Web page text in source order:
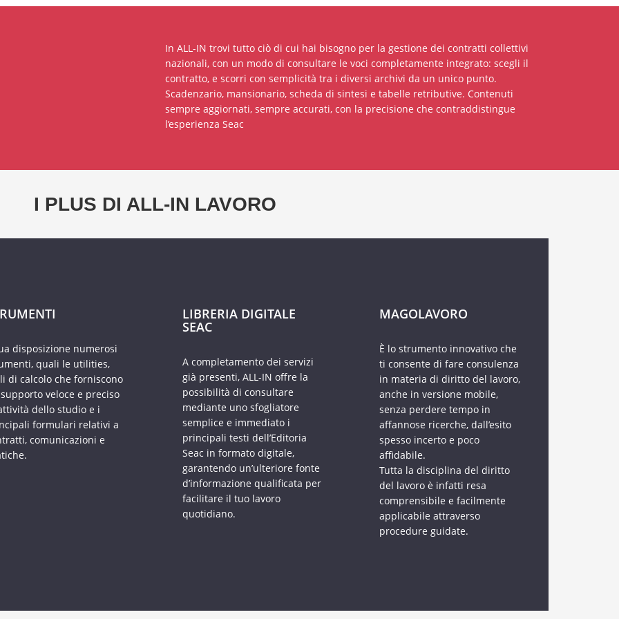
In ALL-IN trovi tutto ciò di cui hai bisogno per la gestione dei contratti collettivi
nazionali, con un modo di consultare le voci completamente integrato: scegli il
contratto, e scorri con semplicità tra i diversi archivi da un unico punto.
Scadenzario, mansionario, scheda di sintesi e tabelle retributive. Contenuti
sempre aggiornati, sempre accurati, con la precisione che contraddistingue
l’esperienza Seac
I PLUS DI ALL-IN LAVORO
disposizione numerosi
quali le utilities,
di calcolo che forniscono
veloce e preciso
dello studio e i
formulari relativi a
comunicazioni e
LIBRERIA DIGITALE
SEAC
A completamento dei servizi
già presenti, ALL-IN offre la
possibilità di consultare
mediante uno sfogliatore
semplice e immediato i
principali testi dell’Editoria
Seac in formato digitale,
garantendo un’ulteriore fonte
d’informazione qualificata per
facilitare il tuo lavoro
quotidiano.
MAGOLAVORO
È lo strumento innovativo che
ti consente di fare consulenza
in materia di diritto del lavoro,
anche in versione mobile,
senza perdere tempo in
affannose ricerche, dall’esito
spesso incerto e poco
affidabile.
Tutta la disciplina del diritto
del lavoro è infatti resa
comprensibile e facilmente
applicabile attraverso
procedure guidate.